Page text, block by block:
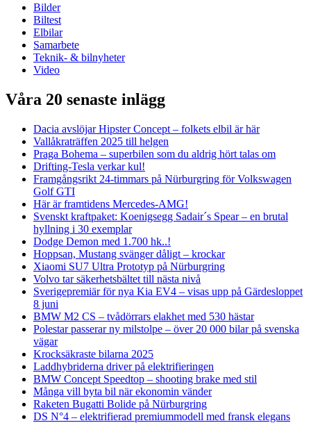
Bilder
Biltest
Elbilar
Samarbete
Teknik- & bilnyheter
Video
Våra 20 senaste inlägg
Dacia avslöjar Hipster Concept – folkets elbil är här
Vallåkraträffen 2025 till helgen
Praga Bohema – superbilen som du aldrig hört talas om
Drifting-Tesla verkar kul!
Framgångsrikt 24-timmars på Nürburgring för Volkswagen
Golf GTI
Här är framtidens Mercedes-AMG!
Svenskt kraftpaket: Koenigsegg Sadair´s Spear – en brutal
hyllning i 30 exemplar
Dodge Demon med 1.700 hk..!
Hoppsan, Mustang svänger dåligt – krockar
Xiaomi SU7 Ultra Prototyp på Nürburgring
Volvo tar säkerhetsbältet till nästa nivå
Sverigepremiär för nya Kia EV4 – visas upp på Gärdesloppet
8 juni
BMW M2 CS – tvådörrars elakhet med 530 hästar
Polestar passerar ny milstolpe – över 20 000 bilar på svenska
vägar
Krocksäkraste bilarna 2025
Laddhybriderna driver på elektrifieringen
BMW Concept Speedtop – shooting brake med stil
Många vill byta bil när ekonomin vänder
Raketen Bugatti Bolide på Nürburgring
DS N°4 – elektrifierad premiummodell med fransk elegans